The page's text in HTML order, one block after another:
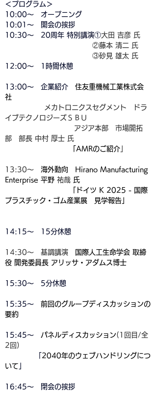
＜プログラム＞
10:00～　オープニング
10:01～　開会の挨拶
10:30～　20周年 特別講演①大田 吉彦 氏
②藤本 清二 氏
③砂見 雄太 氏
12:00～　1時間休憩
13:00～　企業紹介 住友重機械工業株式会
社
メカトロニクスセグメント　ドラ
イブテクノロジーズＳＢＵ
部　部長 中村 厚士 氏
「AMRのご紹介
13:30〜 海外動向　Hirano Manufacturing
Enterprise 平野 祐哉 氏
「ドイツ K 2025 - 国際
プラスチック・ゴム産業展　見学報告」
14:15～　15分休憩
14:30〜　基調講演
国際人工生命学会 取締
役 開発委員長 アリッサ・アダムス博士
15:30～　5分休憩
15:35～ 前回のグループディスカッションの
要約
15:45～ パネルディスカッション(1回目/全
2回)
2040年のウェブハンドリングにつ
いて
16:45～　閉会の挨拶